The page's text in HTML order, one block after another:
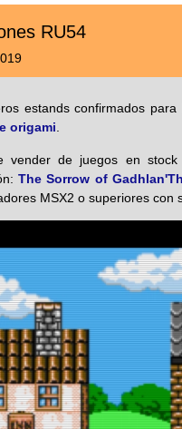
RU54
estands confirmados
origami.
vender de juegos en
The Sorrow of
MSX2 o superiores con